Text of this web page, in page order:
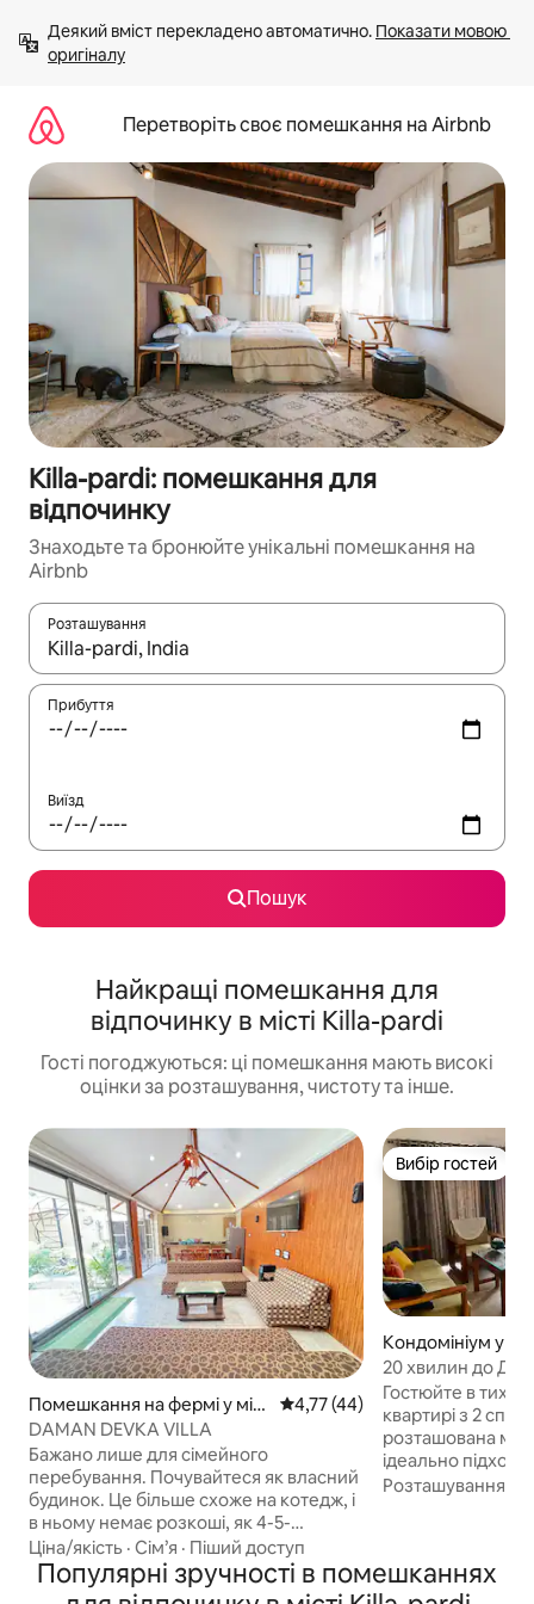
вмісту
Деякий вміст перекладено автоматично. Показати мовою
оригіналу
Перетворіть своє помешкання на Airbnb
Killa-pardi: помешкання для
відпочинку
Знаходьте та бронюйте унікальні помешкання на
Airbnb
Розташування
Отримавши результати пошуку, використовуйте для
Прибуття
Виїзд
Пошук
Найкращі помешкання для
відпочинку в місті Killa-pardi
Гості погоджуються: ці помешкання мають високі
оцінки за розташування, чистоту та інше.
Помешкання на фермі у міст
і Daman
Середня оцінка: 4,77 з 5,
4,77 (44)
DAMAN DEVKA VILLA
Бажано лише для сімейного
перебування. Почувайтеся як власний
будинок. Це більше схоже на котедж, і
в ньому немає розкоші, як 4-5-
зірковий готель. Якщо ви любите
природу та житло,це правильне місце.
Банглоу знаходиться в Девці за літнім
Ціна/якість · Сім’я · Піший доступ
Вибір гостей
Вибір гостей
Кондомініум у
20 хвилин до
усіма
Гостюйте в тихій
квартирі з 2
розташована між
ідеально
хто подорожує у
вітальня з
щоб ви могли
Розташування
Популярні зручності в помешканнях